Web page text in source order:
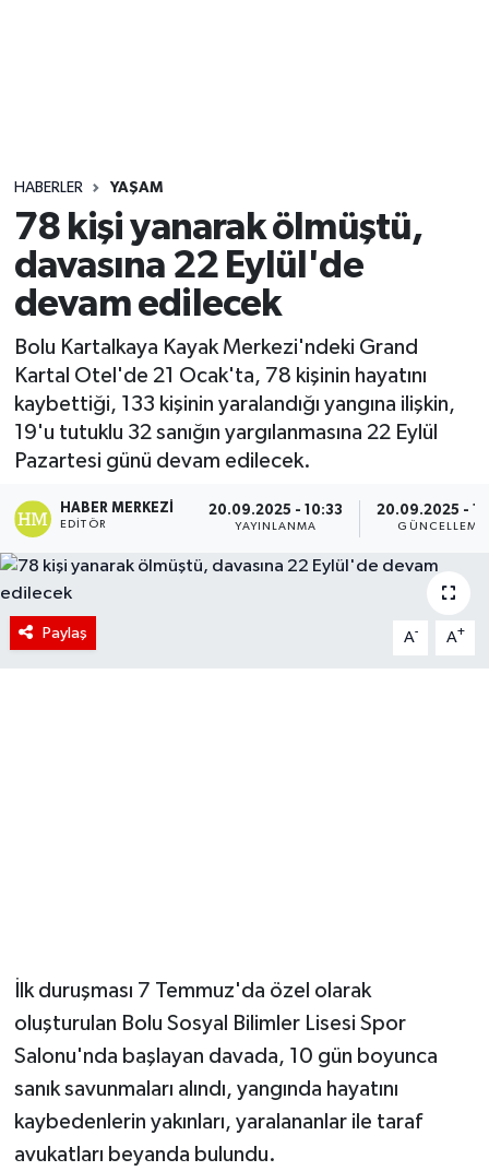
HABERLER YAŞAM
78 kişi yanarak ölmüştü,
davasına 22 Eylül'de
devam edilecek
Bolu Kartalkaya Kayak Merkezi'ndeki Grand
Kartal Otel'de 21 Ocak'ta, 78 kişinin hayatını
kaybettiği, 133 kişinin yaralandığı yangına ilişkin,
19'u tutuklu 32 sanığın yargılanmasına 22 Eylül
Pazartesi günü devam edilecek.
HABER MERKEZI
EDITÖR
20.09.2025 - 10:33
YAYINLANMA
20.09.2025 -
GÜNCELLEME
Paylaş A- A+
İlk duruşması 7 Temmuz'da özel olarak
oluşturulan Bolu Sosyal Bilimler Lisesi Spor
Salonu'nda başlayan davada, 10 gün boyunca
sanık savunmaları alındı, yangında hayatını
kaybedenlerin yakınları, yaralananlar ile taraf
avukatları beyanda bulundu.
Yaşam